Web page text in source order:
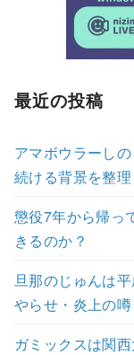
最近の投稿
アマボウラーし
続ける背景を整理
懲役7年から帰っ
きるのか？
旦那のじゅんは
やらせ・炎上の噂
ガミックスは関